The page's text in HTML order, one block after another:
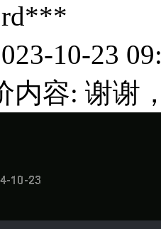
10-23
内容: 谢谢